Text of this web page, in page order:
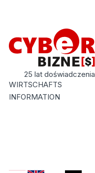
25 lat doświadczenia
WIRTSCHAFTS
INFORMATION